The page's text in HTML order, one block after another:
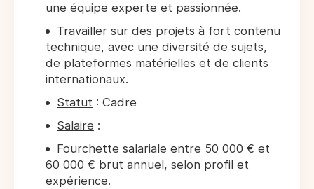
une équipe experte et passionnée.
Travailler sur des projets à fort contenu
technique, avec une diversité de sujets,
de plateformes matérielles et de clients
internationaux.
Statut : Cadre
Salaire :
Fourchette salariale entre 50 000 € et
60 000 € brut annuel, selon profil et
expérience.